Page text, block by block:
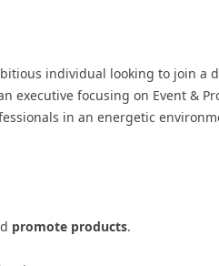
individual looking to join a
executive focusing on Event &
in an energetic
promote products.